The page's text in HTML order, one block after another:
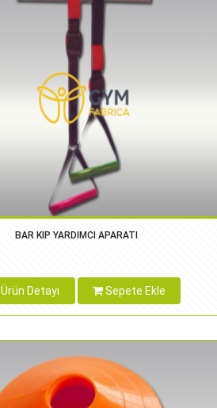
BAR KIP YARDIMCI APARATI
Ürün Detayı Sepete Ekle